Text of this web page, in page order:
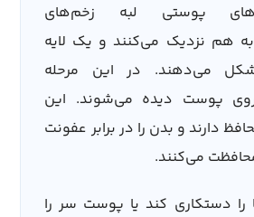
پوستی لبه زخم‌های
هم نزدیک می‌کنند و یک لایه
می‌دهند. در این مرحله
پوست دیده می‌شوند. این
دارند و بدن را در برابر عفونت
می‌کنند.
را دستکاری کند یا پوست سر را